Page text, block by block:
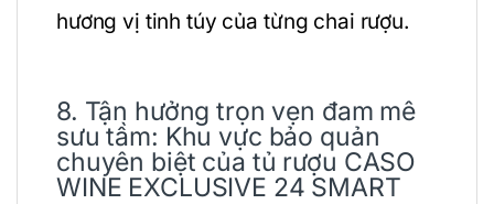
hương vị tinh túy của từng chai rượu.
8. Tận hưởng trọn vẹn đam mê
sưu tầm: Khu vực bảo quản
chuyên biệt của tủ rượu CASO
WINE EXCLUSIVE 24 SMART